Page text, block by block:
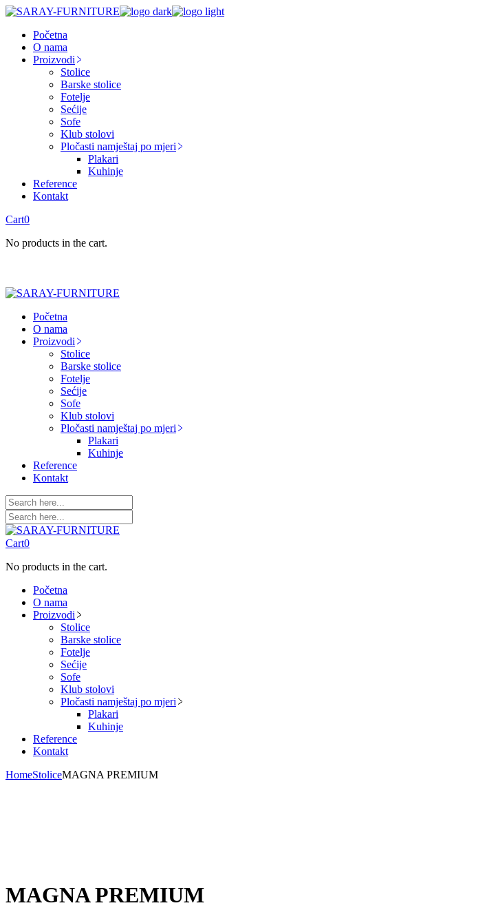
Skip
content
Početna
O nama
Proizvodi
Stolice
Barske stolice
Fotelje
Sećije
Sofe
Klub stolovi
Pločasti namještaj po mjeri
Plakari
Kuhinje
Reference
Kontakt
Cart0
No products in the cart.
Početna
O nama
Proizvodi
Stolice
Barske stolice
Fotelje
Sećije
Sofe
Klub stolovi
Pločasti namještaj po mjeri
Plakari
Kuhinje
Reference
Kontakt
Cart0
No products in the cart.
Početna
O nama
Proizvodi
Stolice
Barske stolice
Fotelje
Sećije
Sofe
Klub stolovi
Pločasti namještaj po mjeri
Plakari
Kuhinje
Reference
Kontakt
HomeStoliceMAGNA PREMIUM
MAGNA PREMIUM